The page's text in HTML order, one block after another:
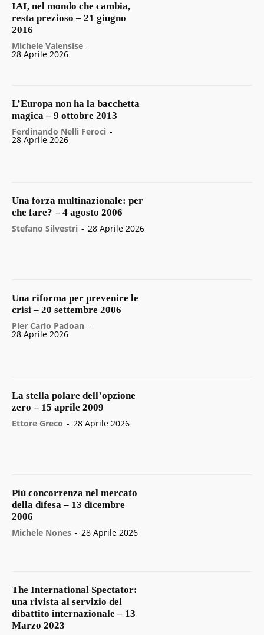
IAI, nel mondo che cambia,
resta prezioso – 21 giugno
2016
Michele Valensise -
28 Aprile 2026
L’Europa non ha la bacchetta
magica – 9 ottobre 2013
Ferdinando Nelli Feroci -
28 Aprile 2026
Una forza multinazionale: per
che fare? – 4 agosto 2006
Stefano Silvestri - 28 Aprile 2026
Una riforma per prevenire le
crisi – 20 settembre 2006
Pier Carlo Padoan -
28 Aprile 2026
La stella polare dell’opzione
zero – 15 aprile 2009
Ettore Greco - 28 Aprile 2026
Più concorrenza nel mercato
della difesa – 13 dicembre
2006
Michele Nones - 28 Aprile 2026
The International Spectator:
una rivista al servizio del
dibattito internazionale – 13
Marzo 2023